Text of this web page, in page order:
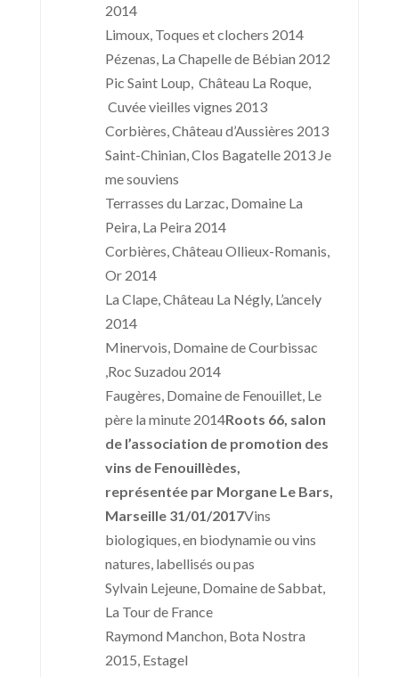
2014
Limoux, Toques et clochers 2014
Pézenas, La Chapelle de Bébian 2012
Pic Saint Loup, Château La Roque,
Cuvée vieilles vignes 2013
Corbières, Château d’Aussières 2013
Saint-Chinian, Clos Bagatelle 2013 Je
me souviens
Terrasses du Larzac, Domaine La
Peira, La Peira 2014
Corbières, Château Ollieux-Romanis,
Or 2014
La Clape, Château La Négly, L’ancely
2014
Minervois, Domaine de Courbissac
,Roc Suzadou 2014
Faugères, Domaine de Fenouillet, Le
père la minute 2014Roots 66, salon
de l’association de promotion des
vins de Fenouillèdes,
représentée par Morgane Le Bars,
Marseille 31/01/2017Vins
biologiques, en biodynamie ou vins
natures, labellisés ou pas
Sylvain Lejeune, Domaine de Sabbat,
La Tour de France
Raymond Manchon, Bota Nostra
2015, Estagel